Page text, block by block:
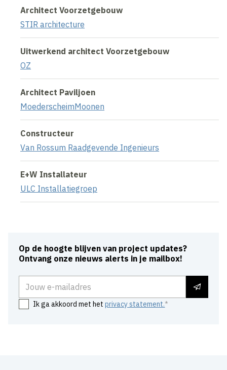
Architect Voorzetgebouw
STIR architecture
Uitwerkend architect Voorzetgebouw
OZ
Architect Paviljoen
MoederscheimMoonen
Constructeur
Van Rossum Raadgevende Ingenieurs
E+W Installateur
ULC Installatiegroep
Op de hoogte blijven van project updates?
Ontvang onze nieuws alerts in je mailbox!
Ik ga akkoord met hetprivacy statement.